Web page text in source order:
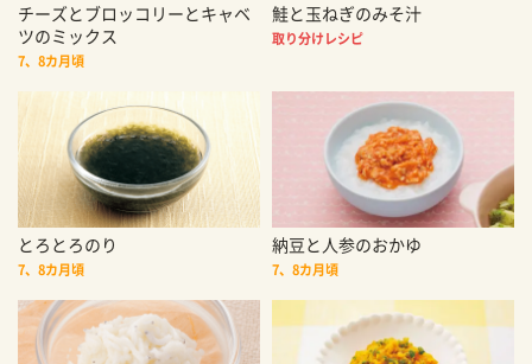
チーズとブロッコリーとキャベ
ツのミックス
7、8カ月頃
鮭と玉ねぎのみそ汁
取り分けレシピ
とろとろのり
7、8カ月頃
納豆と人参のおかゆ
7、8カ月頃